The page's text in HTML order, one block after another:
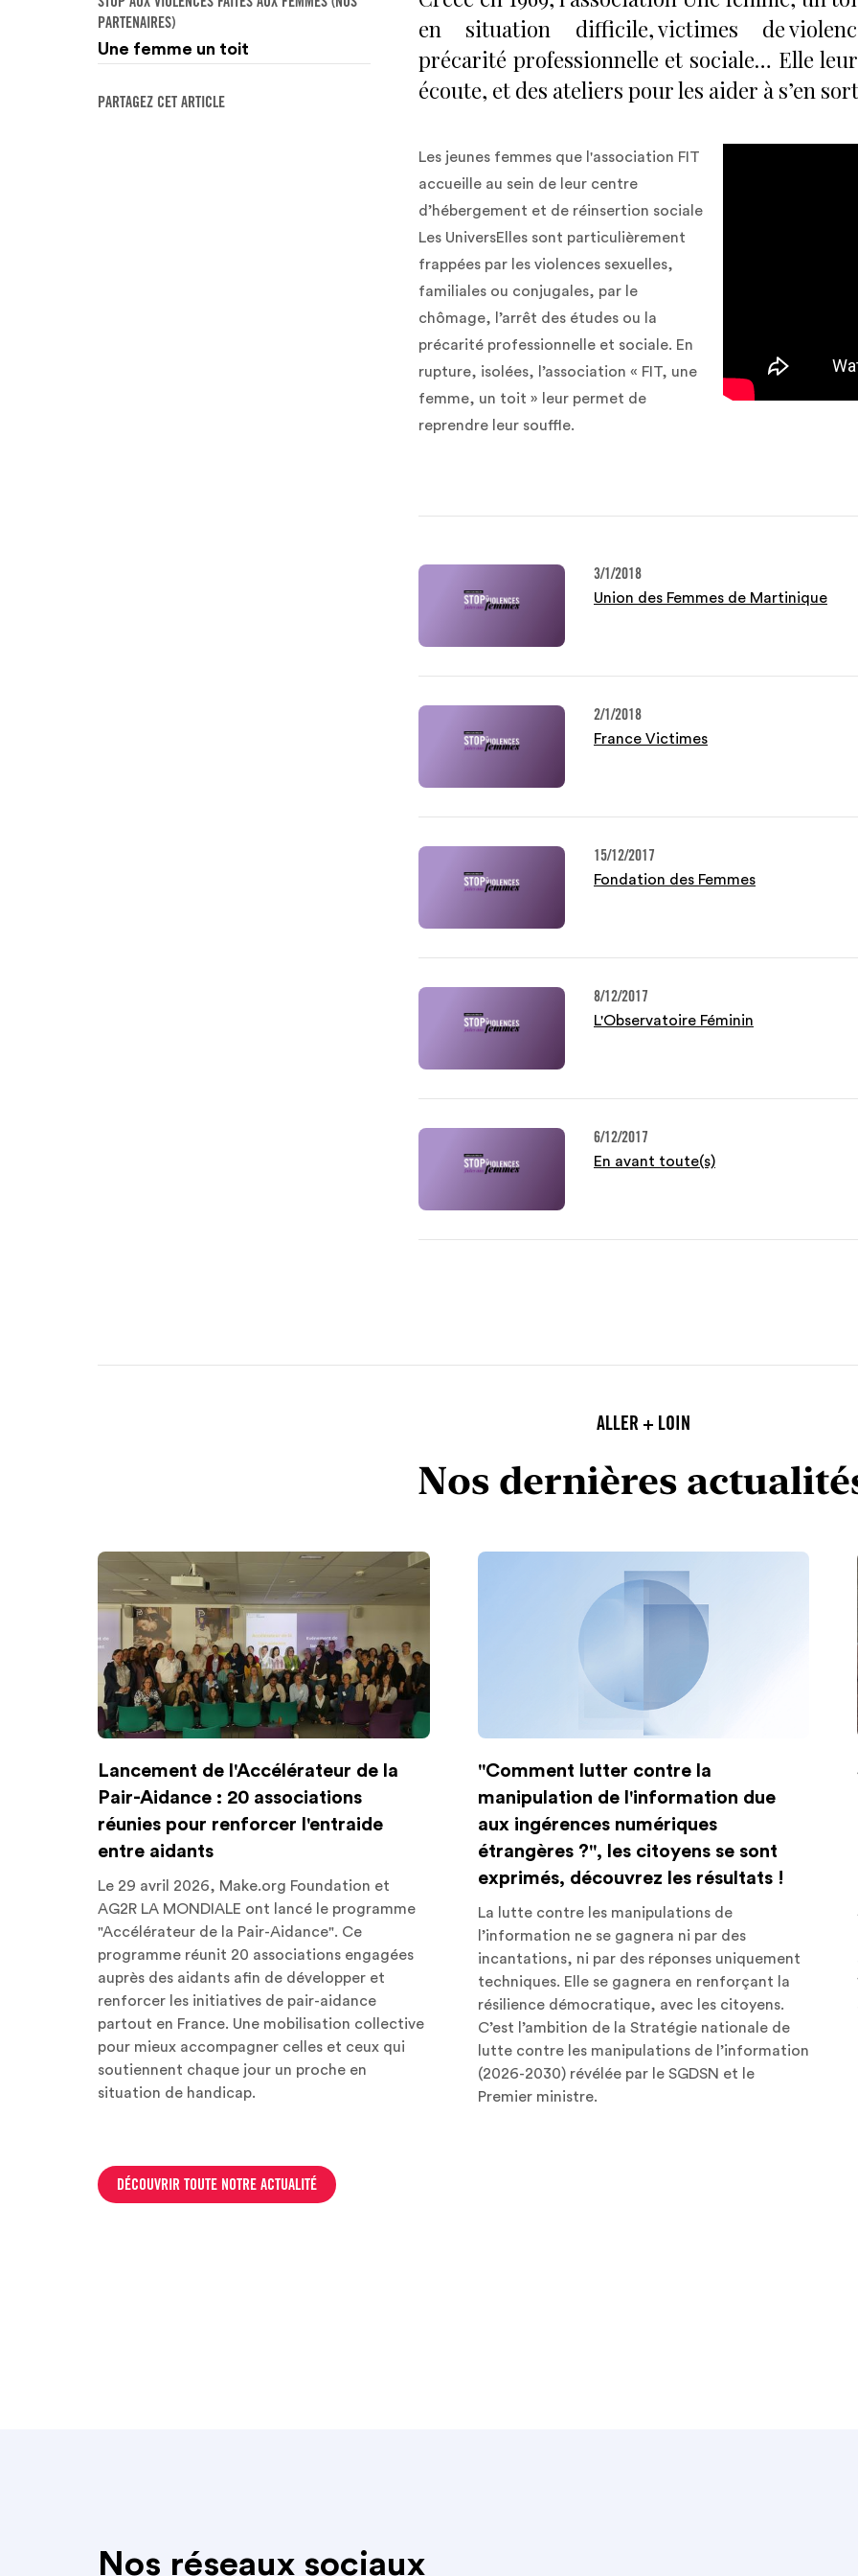
PARTENAIRES)
Une femme un toit
PARTAGEZ CET ARTICLE
en situation difficile, victimes de
précarité professionnelle et sociale… Elle
écoute, et des ateliers pour les aider à s’en
Les jeunes femmes que l'association FIT
accueille au sein de leur centre
d’hébergement et de réinsertion sociale
Les UniversElles sont particulièrement
frappées par les violences sexuelles,
familiales ou conjugales, par le
chômage, l’arrêt des études ou la
précarité professionnelle et sociale. En
rupture, isolées, l’association « FIT, une
femme, un toit » leur permet de
reprendre leur souffle.
3/1/2018
Union des Femmes de Martinique
2/1/2018
France Victimes
15/12/2017
Fondation des Femmes
8/12/2017
L'Observatoire Féminin
6/12/2017
En avant toute(s)
ALLER + LOIN
Nos dernières
Lancement de l'Accélérateur de la
Pair-Aidance : 20 associations
réunies pour renforcer l'entraide
entre aidants
Le 29 avril 2026, Make.org Foundation et
AG2R LA MONDIALE ont lancé le programme
"Accélérateur de la Pair-Aidance". Ce
programme réunit 20 associations engagées
auprès des aidants afin de développer et
renforcer les initiatives de pair-aidance
partout en France. Une mobilisation collective
pour mieux accompagner celles et ceux qui
soutiennent chaque jour un proche en
situation de handicap.
"Comment lutter contre la
manipulation de l'information due
aux ingérences numériques
étrangères ?", les citoyens se sont
exprimés, découvrez les résultats !
La lutte contre les manipulations de
l’information ne se gagnera ni par des
incantations, ni par des réponses uniquement
techniques. Elle se gagnera en renforçant la
résilience démocratique, avec les citoyens.
C’est l’ambition de la Stratégie nationale de
lutte contre les manipulations de l’information
(2026-2030) révélée par le SGDSN et le
Premier ministre.
DÉCOUVRIR TOUTE NOTRE ACTUALITÉ
Nos réseaux sociaux